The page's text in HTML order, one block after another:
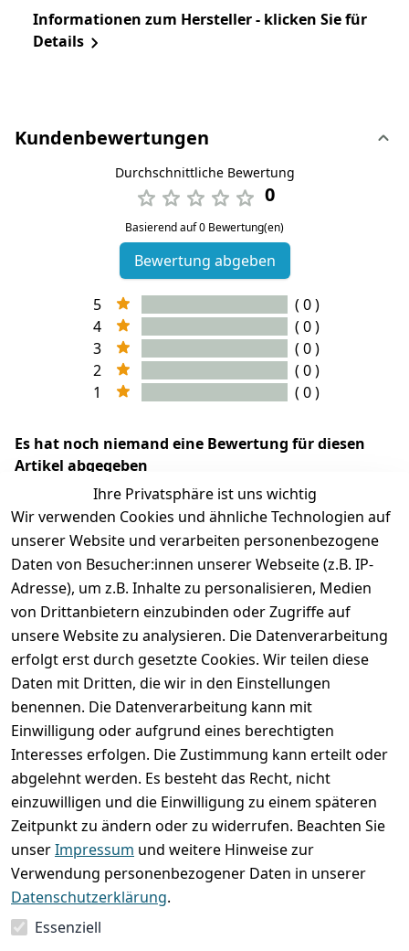
Informationen zum Hersteller - klicken Sie für
Details
Kundenbewertungen
Durchschnittliche Bewertung
0
Basierend auf 0 Bewertung(en)
Bewertung abgeben
5
( 0 )
4
( 0 )
3
( 0 )
2
( 0 )
1
( 0 )
Es hat noch niemand eine Bewertung für diesen
Artikel abgegeben
Ihre Privatsphäre ist uns wichtig
Wir verwenden Cookies und ähnliche Technologien auf
unserer Website und verarbeiten personenbezogene
Daten von Besucher:innen unserer Webseite (z.B. IP-
Adresse), um z.B. Inhalte zu personalisieren, Medien
von Drittanbietern einzubinden oder Zugriffe auf
unsere Website zu analysieren. Die Datenverarbeitung
erfolgt erst durch gesetzte Cookies. Wir teilen diese
Daten mit Dritten, die wir in den Einstellungen
benennen. Die Datenverarbeitung kann mit
Einwilligung oder aufgrund eines berechtigten
Interesses erfolgen. Die Zustimmung kann erteilt oder
abgelehnt werden. Es besteht das Recht, nicht
einzuwilligen und die Einwilligung zu einem späteren
Zeitpunkt zu ändern oder zu widerrufen. Beachten Sie
unserImpressum und weitere Hinweise zur
Verwendung personenbezogener Daten in unserer
Datenschutzerklärung.
Essenziell
Rechtliches
Impressum
Datenschutze
rklärung
Batterieentsor
gung
Widerrufsrec
Services
Kontakt
Registrieren
Zahlung und
Versand
Umtausch /
Reklamation
Wir
versenden
mit
Folgt uns
gern auf
Zahle
bequem per